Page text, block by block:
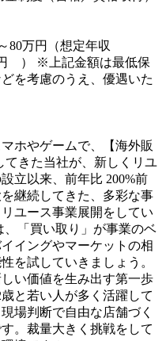
80万円（想定年収
）
※上記金額は最低保
を考慮のうえ、優遇いた
ホやゲームで、【海外販
てきた当社が、新しくリユ
立以来、前年比 200%前
継続してきた、多彩な事
ユース事業展開をしてい
、「買い取り」が事業のベ
イングやマーケットの相
を試していきましょう。
い価値を生み出す第一歩
と若い人が多く活躍して
場判断で自由な店舗づく
。裁量大きく挑戦をして